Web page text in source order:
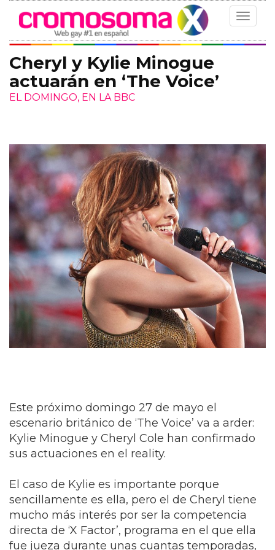
Toggle
Cheryl y Kylie Minogue
actuarán en ‘The Voice’
EL DOMINGO, EN LA BBC
Este próximo domingo 27 de mayo el
escenario británico de ‘The Voice’ va a arder:
Kylie Minogue y Cheryl Cole han confirmado
sus actuaciones en el reality.
El caso de Kylie es importante porque
sencillamente es ella, pero el de Cheryl tiene
mucho más interés por ser la competencia
directa de ‘X Factor’, programa en el que ella
fue jueza durante unas cuantas temporadas,